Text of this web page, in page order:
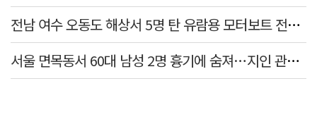
전남 여수 오동도 해상서 5명 탄 유람용 모터보트 전복…2명 숨져
서울 면목동서 60대 남성 2명 흉기에 숨져…지인 관계로 추정